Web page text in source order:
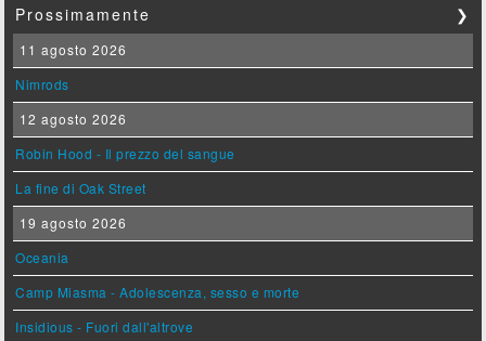
Prossimamente ❯
11 agosto 2026
Nimrods
12 agosto 2026
Robin Hood - Il prezzo del sangue
La fine di Oak Street
19 agosto 2026
Oceania
Camp Miasma - Adolescenza, sesso e morte
Insidious - Fuori dall'altrove